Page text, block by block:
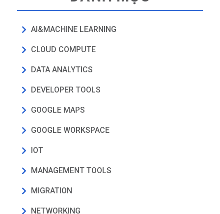
AI&MACHINE LEARNING
CLOUD COMPUTE
DATA ANALYTICS
DEVELOPER TOOLS
GOOGLE MAPS
GOOGLE WORKSPACE
IOT
MANAGEMENT TOOLS
MIGRATION
NETWORKING